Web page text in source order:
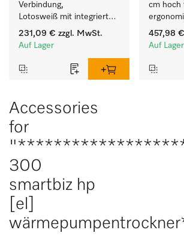
Verbindung,
Lotosweiß mit integrierter
Schublade für eine
besonders komfortable
231,09 € zzgl. MwSt.
Auf Lager
cm hoch
Entladen
457,98 €
Auf Lager
Accessories
for
300
smartbiz hp
[el]